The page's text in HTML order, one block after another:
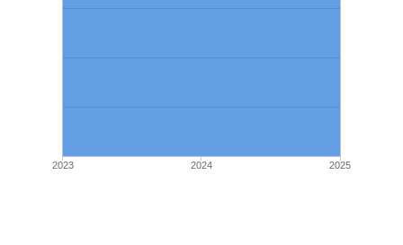
2023 2024 2025